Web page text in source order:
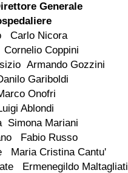
Generale
Carlo Nicora
Coppini
Armando Gozzini
Gariboldi
Onofri
Ablondi
Simona Mariani
Fabio Russo
Maria Cristina Cantu'
Ermenegildo Maltagliati